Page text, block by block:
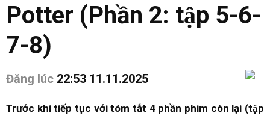
Potter (Phần 2: tập 5-6-
7-8)
Đăng lúc 22:53 11.11.2025
Trước khi tiếp tục với tóm tắt 4 phần phim còn lại (tập